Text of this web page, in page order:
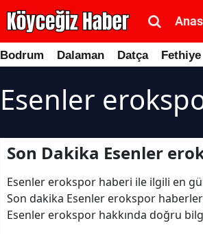
Bodrum Dalaman Datça Fethiye
Esenler
Son Dakika Esenler
Esenler erokspor haberi ile ilgili en
Son dakika Esenler erokspor
Esenler erokspor hakkında doğru